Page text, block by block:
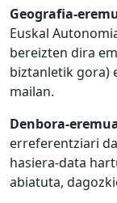
Geografia-
Euskal
bereizten dira
biztanletik gora)
mailan.
Denbora-
erreferentziari
hasiera-data
abiatuta,